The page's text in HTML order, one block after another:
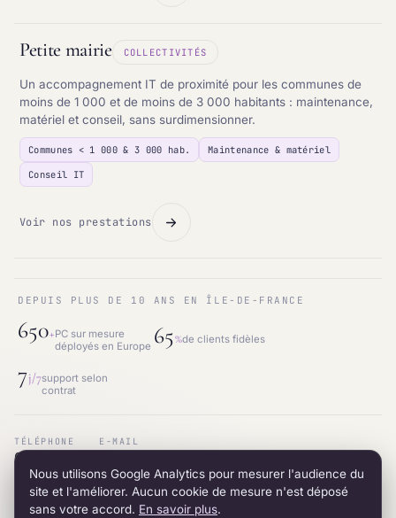
Petite mairie COLLECTIVITÉS
Un accompagnement IT de proximité pour les communes de
moins de 1 000 et de moins de 3 000 habitants : maintenance,
matériel et conseil, sans surdimensionner.
Communes < 1 000 & 3 000 hab.
Maintenance & matériel
Conseil IT
Voir nos prestations
DEPUIS PLUS DE 10 ANS EN ÎLE-DE-FRANCE
650+PC sur mesure
déployés en Europe 65%de clients fidèles
7j/7support selon
contrat
TÉLÉPHONE
01.87.53.66.31
E-MAIL
ADRESSE
12 avenue du 8 mai 1945 · 95200 Sarcelles
RÉSEAU
LinkedIn
Nous utilisons Google Analytics pour mesurer l'audience du
site et l'améliorer. Aucun cookie de mesure n'est déposé
sans votre accord. En savoir plus.